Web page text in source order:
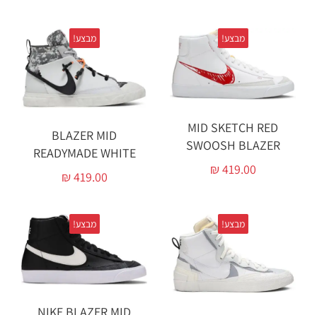
מבצע!
MID SKETCH RED
SWOOSH BLAZER
₪419.00
מבצע!
BLAZER MID
READYMADE WHITE
₪419.00
מבצע! מבצע!